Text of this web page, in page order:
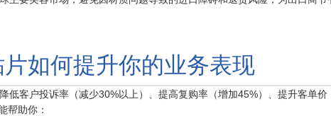
如何提升你的业务表现
低客户投诉率（减少30%以上）、提高复购率（增加45%）、提升客单价
帮助你：